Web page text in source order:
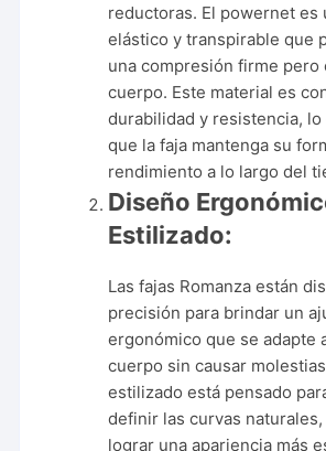
reductoras. El powernet es
elástico y transpirable que
una compresión firme pero
cuerpo. Este material es
durabilidad y resistencia,
que la faja mantenga su
rendimiento a lo largo del
Diseño
Estilizado:
Las fajas Romanza están
precisión para brindar un
ergonómico que se adapte
cuerpo sin causar
estilizado está pensado
definir las curvas
lograr una apariencia más